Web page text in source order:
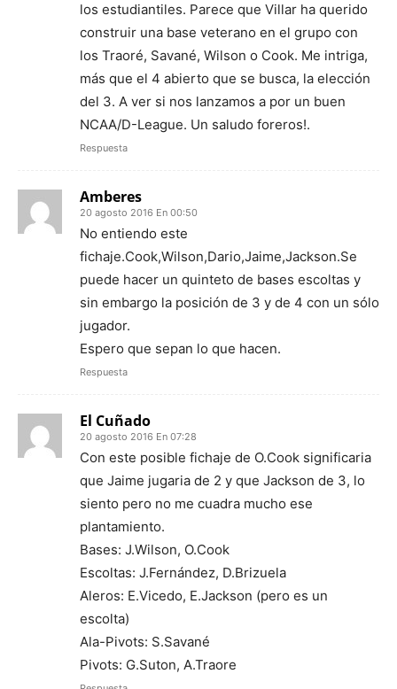
los estudiantiles. Parece que Villar ha querido
construir una base veterano en el grupo con
los Traoré, Savané, Wilson o Cook. Me intriga,
más que el 4 abierto que se busca, la elección
del 3. A ver si nos lanzamos a por un buen
NCAA/D-League. Un saludo foreros!.
Respuesta
Amberes
20 agosto 2016 En 00:50
No entiendo este
fichaje.Cook,Wilson,Dario,Jaime,Jackson.Se
puede hacer un quinteto de bases escoltas y
sin embargo la posición de 3 y de 4 con un sólo
jugador.
Espero que sepan lo que hacen.
Respuesta
El Cuñado
20 agosto 2016 En 07:28
Con este posible fichaje de O.Cook significaria
que Jaime jugaria de 2 y que Jackson de 3, lo
siento pero no me cuadra mucho ese
plantamiento.
Bases: J.Wilson, O.Cook
Escoltas: J.Fernández, D.Brizuela
Aleros: E.Vicedo, E.Jackson (pero es un
escolta)
Ala-Pivots: S.Savané
Pivots: G.Suton, A.Traore